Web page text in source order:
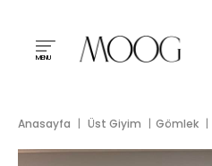
MENU
Anasayfa Üst Giyim Gömlek